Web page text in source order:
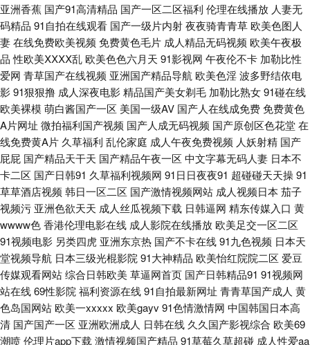
免费高清视频 超碰操人人 91白丝袜 久久福利国产 影音先锋制服诱惑电影 久
久网站链接 69福利社在线 高清性爱炮图麻豆AV 影音先锋在线视频婷婷 日韩
91N视频 92国产免费 男人的天堂人人干 91vv免费视频 黑料视频 日韩一级
TV 97人妻资源总 欧美久久呦网站 91网站处女 久久国产伊人网 亚洲日韩欧
美成人 欧美视频在线观看免费 日韩成人网 97资源站超碰 欧美日爱 91人妻人
人爽 久久99性爱 91夫妻论坛视频 韩曰A片观看 91久久九色蝌蚪 久久香蕉
98p 91官网 久久视频在线观看 91tv原创视频在线观看 国产91av资源 三级网
站在线国产 www狠狠插 日韩毛片区在线 阿V在线 日韩伦理在线视频 欧韩日
高清AV在线 91视频观看% 久久婷婷精品 91tv成人 在线不卡的AV网址 91原
创社区 91成人进入入口 黑料AV国产在线 亚洲不卡av在线播放 国产日本精品
亚洲香蕉 国产91高清精品 国产一区二区福利 伦理在线播放 人妻无
码精品 91自拍在线观看 国产一级片内射夜夜骑青青草 欧美色图人
妻在线免费欧美视频 免费黄色毛片 成人精品无码视频 欧美午夜极
品 性欧美ⅩⅩⅩⅩ乱 欧美色色六月天 91影视网 午夜伦不卡 加勒比性
爱网 青草国产在线视频 亚洲国产精品导航 欧美色淫波多野结依电
影91狠狠撸 成人深夜电影精品国产美女剃毛 加勒比熟女91碰在线
欧美裸模 萌白酱国产一区 美国一级AV 国产人在线成免费免费黄色
A片网址 微拍福利国产视频 国产人成无码视频 国产原创区色花堂在
线免费黄A片 久草福利 乱伦家庭 成人午夜免费视频 人妖射精 国产
屁屁 国产精品天干天 国产精品午夜一区 中文字幕无码人妻 日本不
卡二区 国产日韩91 久草福利视频网 91日日夜夜91 超碰碰天天操91
草草酒店视频 韩日一区二区 国产激情视频网站 成人视频日本 茄子
视频污 亚洲色欲天天 成人丝瓜视频下载 日韩逼网 精东传媒入口 黄
wwww色香港伦理电影在线 成人影院在线播放 欧美足交一区二区
91视频电影 另类四虎 亚洲东京热 国产不卡在线91九色视频 日本天
堂视频导航 日本三级光棍影院 91大神精品 欧美怡红院院二区 爱豆
传媒观看网站综合日韩欧美草逼网首页 国产日韩精品91 91视频网
站在线69性影院 福利资源在线91自拍最新网址 青青草国产成人 黄
色岛国网站 欧美一xxxxx 欧美gayv91色情激情网 中国韩国日本高
清 国产国产一区 亚洲欧洲成人 日韩在线 久久国产影视综合 欧美69
潮喷伦理片app下载 激情视频国产精品 91草莓久草超碰 成人性爱aa